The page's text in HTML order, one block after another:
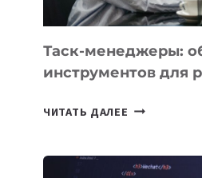
ПОРУЧИТЬ
УЖЕ
СЕГОДНЯ
Таск-менеджеры:
инструментов для
ЧИТАТЬ ДАЛЕЕ ТАСК-
ПОЛЕЗНЫХ